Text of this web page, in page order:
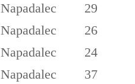
Napadalec
29
Napadalec
26
Napadalec
24
Napadalec
37